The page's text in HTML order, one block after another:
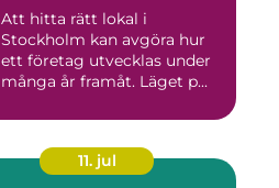
Att hitta rätt lokal i
Stockholm kan avgöra hur
ett företag utvecklas under
många år framåt. Läget p...
11. jul